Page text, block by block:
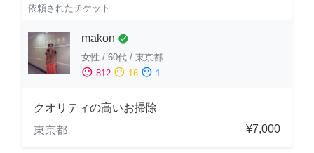
依頼されたチケット
makon check_circle
女性 / 60代 / 東京都
sentiment_satisfied 812 sentiment_neutral 16 sentiment_dissatisfied 1
クオリティの高いお掃除
東京都
¥7,000